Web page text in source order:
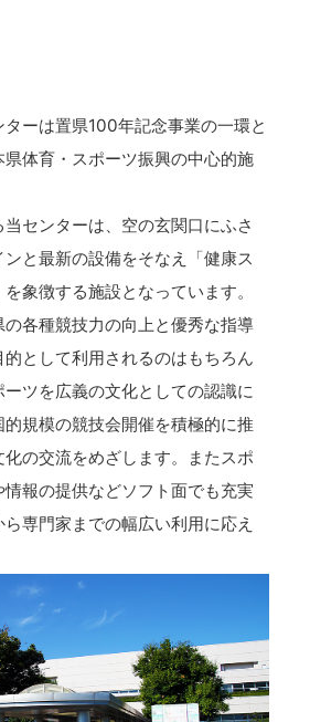
ーは置県100年記念事業の一環と
県体育・スポーツ振興の中心的施
センターは、空の玄関口にふさ
と最新の設備をそなえ「健康ス
象徴する施設となっています。
各種競技力の向上と優秀な指導
として利用されるのはもちろん
ツを広義の文化としての認識に
規模の競技会開催を積極的に推
の交流をめざします。またスポ
報の提供などソフト面でも充実
専門家までの幅広い利用に応え